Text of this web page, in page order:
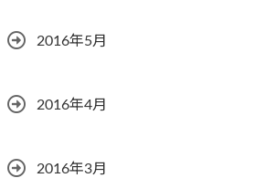
2016年5月
2016年4月
2016年3月